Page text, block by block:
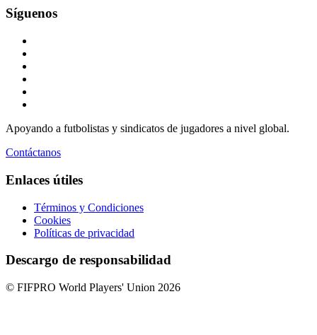
Síguenos
Apoyando a futbolistas y sindicatos de jugadores a nivel global.
Contáctanos
Enlaces útiles
Términos y Condiciones
Cookies
Políticas de privacidad
Descargo de responsabilidad
© FIFPRO World Players' Union 2026